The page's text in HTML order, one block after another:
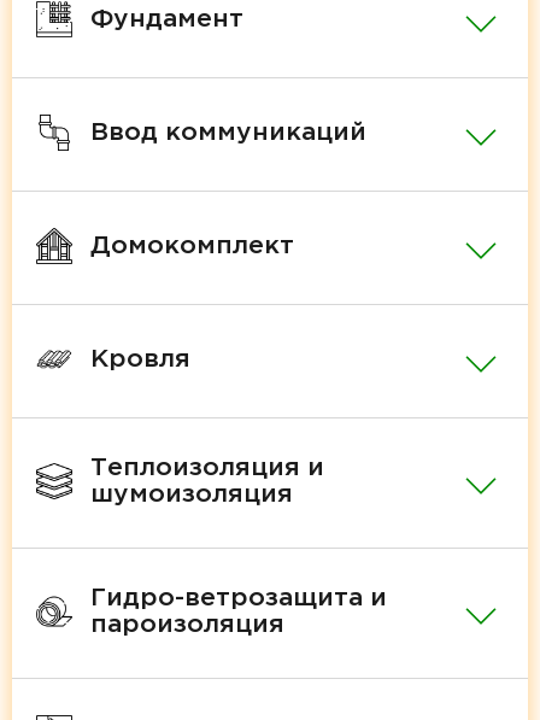
Фундамент
Ввод коммуникаций
Домокомплект
Кровля
Теплоизоляция и
шумоизоляция
Гидро-ветрозащита и
пароизоляция